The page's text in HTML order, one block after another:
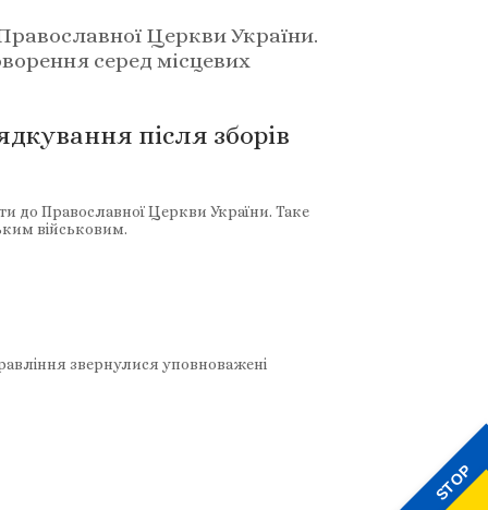
STOP
Церкви України.
серед місцевих
після зборів
до Православної Церкви України. Таке
військовим.
звернулися уповноважені